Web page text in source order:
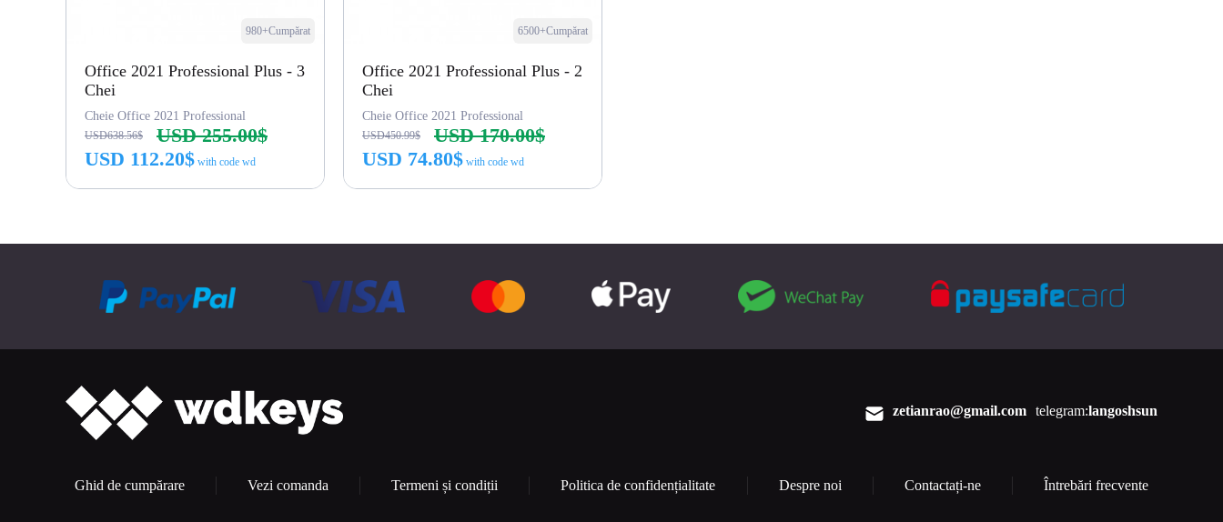
980+Cumpărat
Office 2021 Professional Plus - 3
Chei
Cheie Office 2021 Professional
USD638.56$
USD 255.00$
USD 112.20$ with code wd
6500+Cumpărat
Office 2021 Professional Plus - 2
Chei
Cheie Office 2021 Professional
USD450.99$
USD 170.00$
USD 74.80$ with code wd
zetianrao@gmail.com telegram:langoshsun
Ghid de cumpărare Vezi comanda Termeni și condiții Politica de confidențialitate Despre noi Contactați-ne Întrebări frecvente